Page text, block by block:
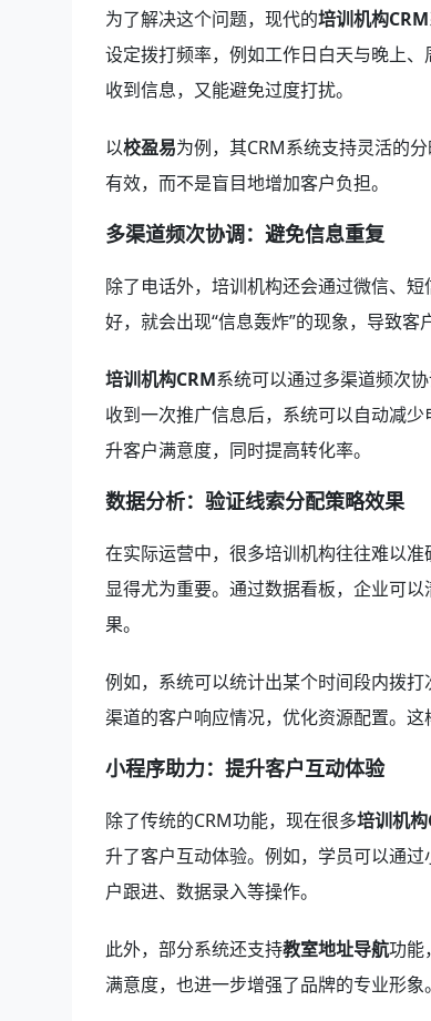
为了解决这个问题，现代的培训机构CRM
设定拨打频率，例如工作日白天与晚上
收到信息，又能避免过度打扰。
以校盈易为例，其CRM系统支持灵活的
有效，而不是盲目地增加客户负担。
多渠道频次协调：避免信息重复
除了电话外，培训机构还会通过微信、
好，就会出现“信息轰炸”的现象，导致客
培训机构CRM系统可以通过多渠道频次
收到一次推广信息后，系统可以自动减
升客户满意度，同时提高转化率。
数据分析：验证线索分配策略效果
在实际运营中，很多培训机构往往难以准
显得尤为重要。通过数据看板，企业可
果。
例如，系统可以统计出某个时间段内拨
渠道的客户响应情况，优化资源配置。
小程序助力：提升客户互动体验
除了传统的CRM功能，现在很多培训机
升了客户互动体验。例如，学员可以通
户跟进、数据录入等操作。
此外，部分系统还支持教室地址导航功能
满意度，也进一步增强了品牌的专业形象。